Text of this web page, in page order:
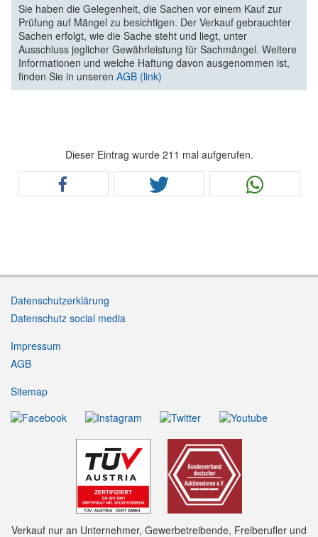
Sie haben die Gelegenheit, die Sachen vor einem Kauf zur
Prüfung auf Mängel zu besichtigen. Der Verkauf gebrauchter
Sachen erfolgt, wie die Sache steht und liegt, unter
Ausschluss jeglicher Gewährleistung für Sachmängel. Weitere
Informationen und welche Haftung davon ausgenommen ist,
finden Sie in unseren AGB (link)
Dieser Eintrag wurde 211 mal aufgerufen.
Datenschutzerklärung
Datenschutz social media
Impressum
AGB
Sitemap
Verkauf nur an Unternehmer, Gewerbetreibende, Freiberufler und